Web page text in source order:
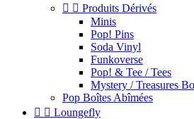
  Produits Dérivés
Minis
Pop! Pins
Soda Vinyl
Funkoverse
Pop! & Tee / Tees
Mystery / Treasures
Pop Boîtes Abîmées
  Loungefly